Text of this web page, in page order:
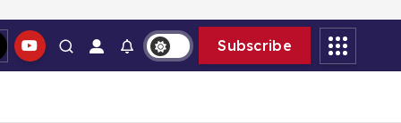
Subscribe